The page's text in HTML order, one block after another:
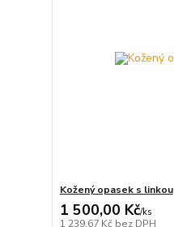
Kožený opasek s linkou
1 500,00 Kč/ks
1 239,67 Kč bez DPH